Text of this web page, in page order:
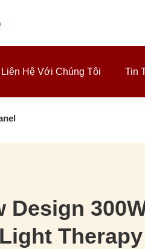
Liên Hệ Với Chúng Tôi Tin
Design